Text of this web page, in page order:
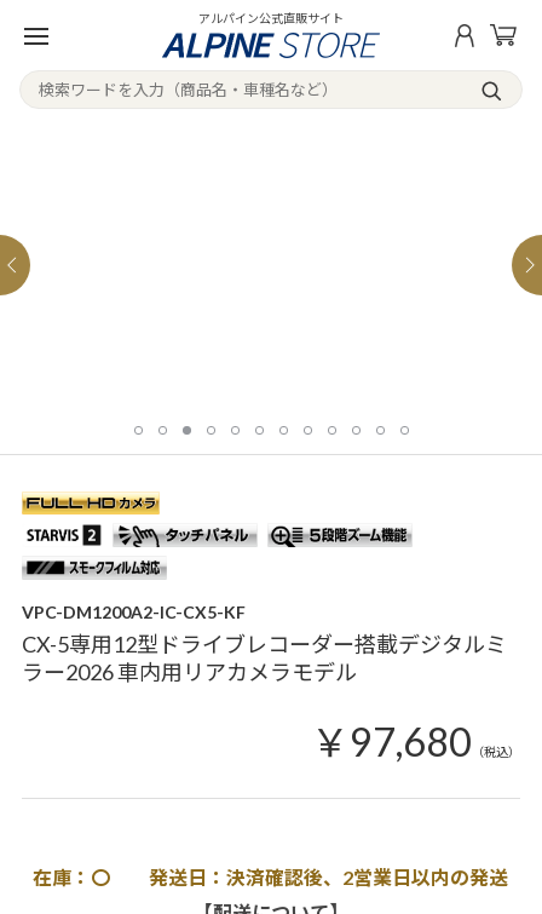
アルパイン公式直販サイト
VPC-DM1200A2-IC-CX5-KF
CX-5専用12型ドライブレコーダー搭載デジタルミ
ラー2026 車内用リアカメラモデル
￥97,680 （税込）
在庫：〇 発送日：決済確認後、2営業日以内の発送